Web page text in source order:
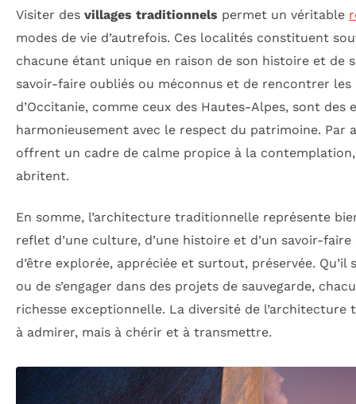
Visiter des villages traditionnels permet un véritable
modes de vie d’autrefois. Ces localités constituent
chacune étant unique en raison de son histoire et de
savoir-faire oubliés ou méconnus et de rencontrer
d’Occitanie, comme ceux des Hautes-Alpes, sont
harmonieusement avec le respect du patrimoine.
offrent un cadre de calme propice à la
abritent.
En somme, l’architecture traditionnelle représente
reflet d’une culture, d’une histoire et d’un savoir-
d’être explorée, appréciée et surtout, préservée. Qu’il
ou de s’engager dans des projets de sauvegarde,
richesse exceptionnelle. La diversité de
à admirer, mais à chérir et à transmettre.